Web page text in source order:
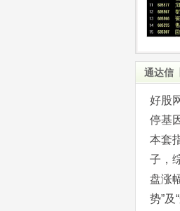
通达信
好股
停基
本套
子，
盘涨
势”